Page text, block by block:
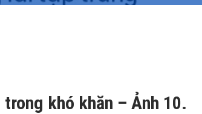
khó khăn – Ảnh 10.